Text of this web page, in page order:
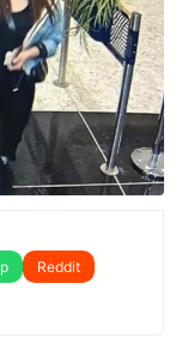
Reddit